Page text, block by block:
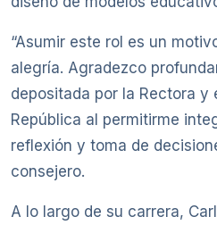
“Asumir este rol es un
alegría. Agradezco
depositada por la Rectora y
República al permitirme
reflexión y toma de
consejero.
A lo largo de su carrera,